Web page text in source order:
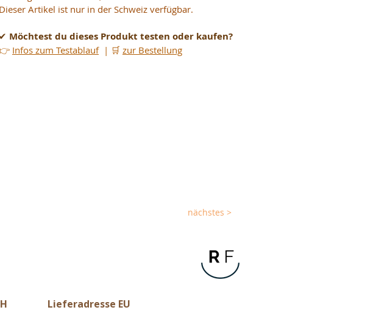
Dieser Artikel ist nur in der Schweiz verfügbar.
✔ Möchtest du dieses Produkt testen oder kaufen?
Infos zum Testablauf | 🛒 zur Bestellung
nächstes >
Lieferadresse EU